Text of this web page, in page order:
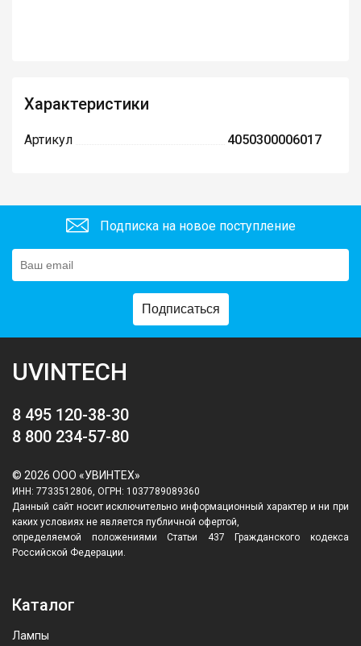
Характеристики
Артикул 4050300006017
Подписка на новое поступление
Подписаться
UVINTECH
8 495 120-38-30
8 800 234-57-80
© 2026 ООО «УВИНТЕХ»
ИНН: 7733512806, ОГРН: 1037789089360
Данный сайт носит исключительно информационный характер и ни при
каких условиях не является публичной офертой,
определяемой положениями Статьи 437 Гражданского кодекса
Российской Федерации.
Каталог
Лампы